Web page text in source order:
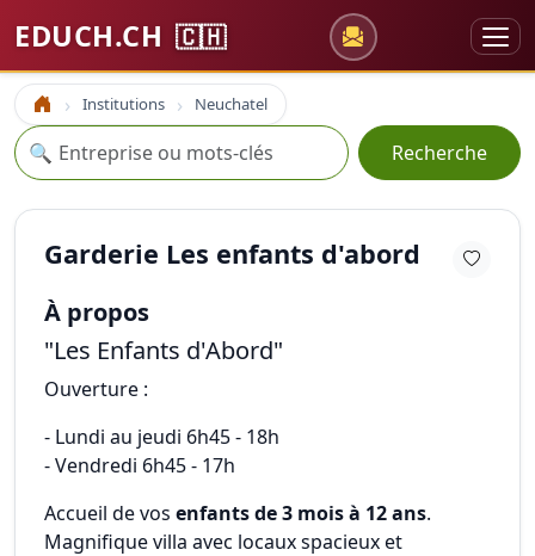
EDUCH.CH 🇨🇭
Accueil Institutions Neuchatel
Recherche
🔍 Recherche
Garderie Les enfants d'abord
À propos
"Les Enfants d'Abord"
Ouverture :
- Lundi au jeudi 6h45 - 18h
- Vendredi 6h45 - 17h
Accueil de vos enfants de 3 mois à 12 ans.
Magnifique villa avec locaux spacieux et